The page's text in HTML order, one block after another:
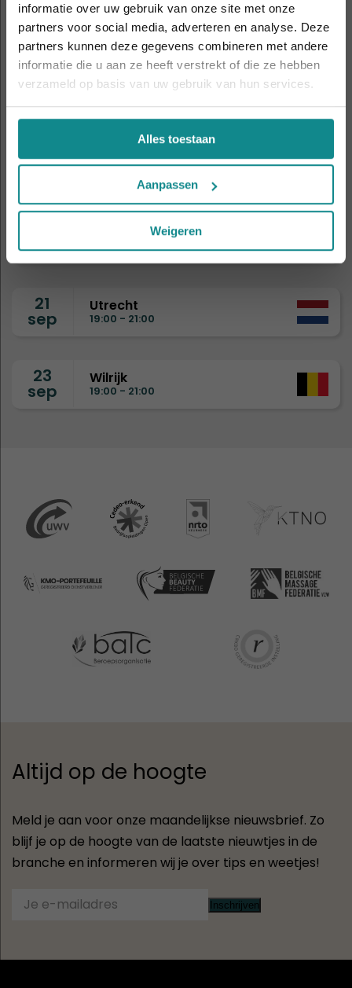
informatie over uw gebruik van onze site met onze
partners voor social media, adverteren en analyse. Deze
partners kunnen deze gegevens combineren met andere
informatie die u aan ze heeft verstrekt of die ze hebben
verzameld op basis van uw gebruik van hun services.
Alles toestaan
Aanpassen
Weigeren
5
sep
Amsterdam
11:00 - 14:00
8
sep
Drongen
9
sep
Eindhoven
sep 19:00 - 21:00
21
sep
Utrecht
19:00 - 21:00
23
sep
Wilrijk
19:00 - 21:00
Altijd op de hoogte
Meld je aan voor onze maandelijkse nieuwsbrief. Zo
blijf je op de hoogte van de laatste nieuwtjes in de
branche en informeren wij je over tips en weetjes!
Inschrijven
De hittegolf houdt aan... onze actie ook! 10%
korting verlengd t.e.m. 7 augustus 2026.
Sluiten